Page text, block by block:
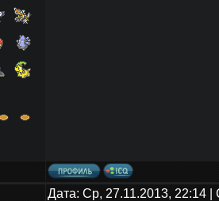
Дата: Ср, 27.11.2013, 22:14